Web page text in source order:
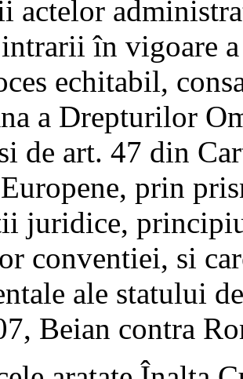
actelor
în vigoare
echitabil,
a Drepturilor
de art. 47 din
prin
juridice,
conventiei, si
ale statului
Beian contra